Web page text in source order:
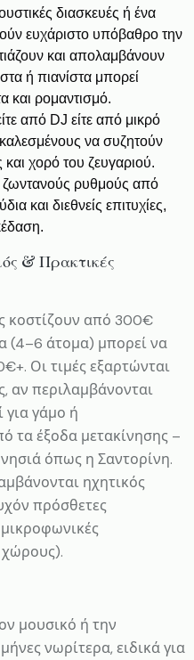
διασκευές ή ένα
ευχάριστο υπόβαθρο την
και απολαμβάνουν
ή πιανίστα μπορεί
και ρομαντισμό.
από DJ είτε από μικρό
να συζητούν
και χορό του ζευγαριού.
ζωντανούς ρυθμούς από
και διεθνείς επιτυχίες,
& Πρακτικές
κοστίζουν από 300€
(4–6 άτομα) μπορεί να
Οι τιμές εξαρτώνται
αν περιλαμβάνονται
για γάμο ή
τα έξοδα μετακίνησης –
νησιά όπως η Σαντορίνη.
ηχητικός
πρόσθετες
χώρους).
μουσικό ή την
νωρίτερα, ειδικά για